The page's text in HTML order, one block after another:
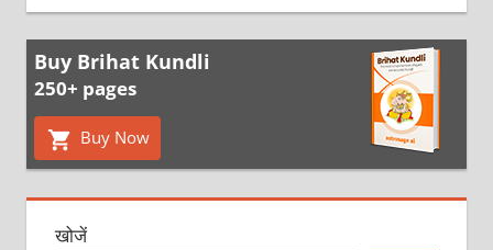
Buy Brihat Kundli
250+ pages
Buy Now
खोजें